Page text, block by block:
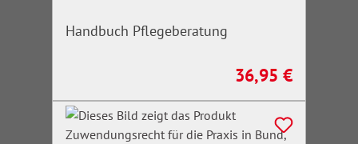
Handbuch Pflegeberatung
Regulärer Preis:
36,95 €